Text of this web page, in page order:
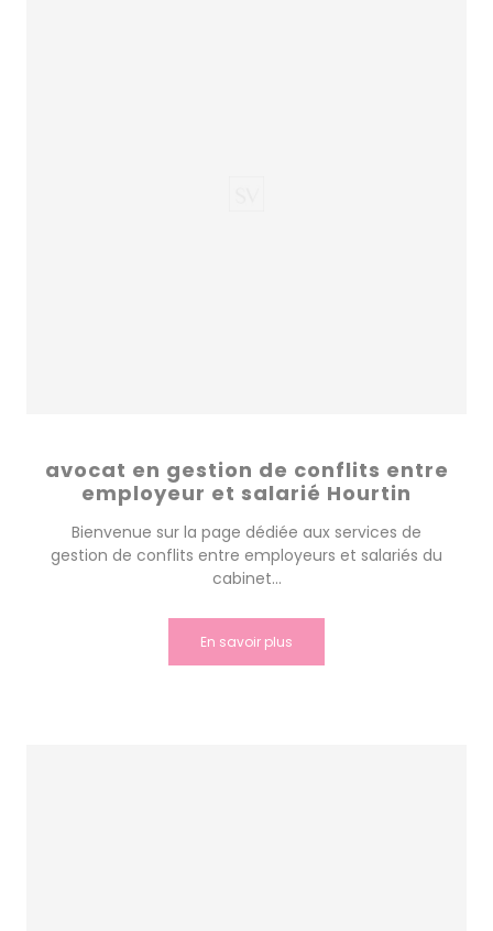
avocat en gestion de conflits entre
employeur et salarié Hourtin
Bienvenue sur la page dédiée aux services de
gestion de conflits entre employeurs et salariés du
cabinet...
En savoir plus